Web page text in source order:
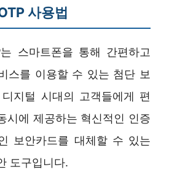
사용법
스마트폰을 통해 간편하고
스를 이용할 수 있는 첨단 보
지털 시대의 고객들에게 편
시에 제공하는 혁신적인 인증
보안카드를 대체할 수 있는
도구입니다.